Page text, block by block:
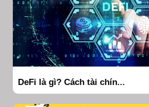
DeFi là gì? Cách tài chín...